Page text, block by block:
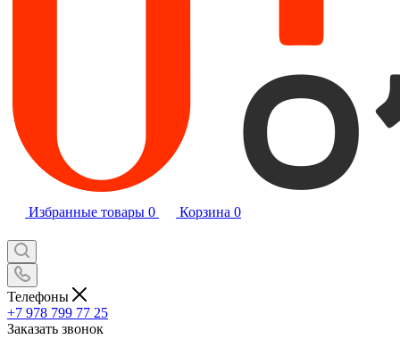
Избранные товары 0 Корзина 0
Телефоны
+7 978 799 77 25
Заказать звонок